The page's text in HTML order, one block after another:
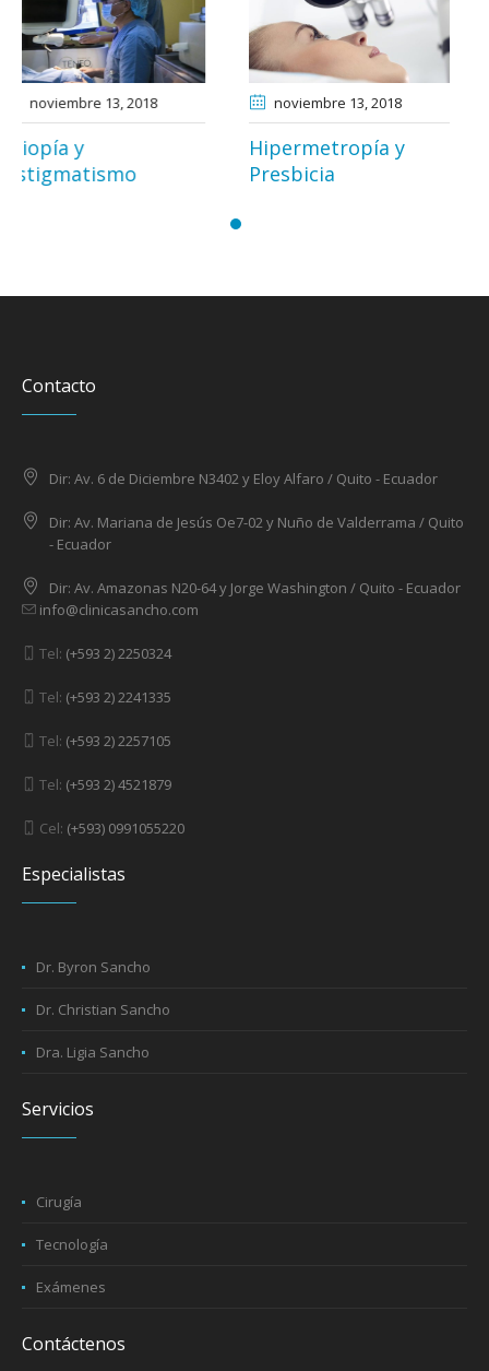
noviembre 13 , 2018
Hipermetropía y
Presbicia
noviembre 15
Catarata
Contacto
Dir: Av. 6 de Diciembre N3402 y Eloy Alfaro / Quito - Ecuador
Dir: Av. Mariana de Jesús Oe7-02 y Nuño de Valderrama / Quito
- Ecuador
Dir: Av. Amazonas N20-64 y Jorge Washington / Quito - Ecuador
info@clinicasancho.com
Tel: (+593 2) 2250324
Tel: (+593 2) 2241335
Tel: (+593 2) 2257105
Tel: (+593 2) 4521879
Cel: (+593) 0991055220
Especialistas
Dr. Byron Sancho
Dr. Christian Sancho
Dra. Ligia Sancho
Servicios
Cirugía
Tecnología
Exámenes
Contáctenos